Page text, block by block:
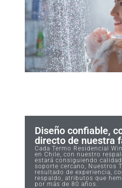
Diseño confiable,
directo de nuestra
Cada Termo Residencial
en Chile, con nuestro
estará consiguiendo
soporte cercano, Nuestros
resultado de experiencia,
respaldo, atributos que
por más de 80 años.